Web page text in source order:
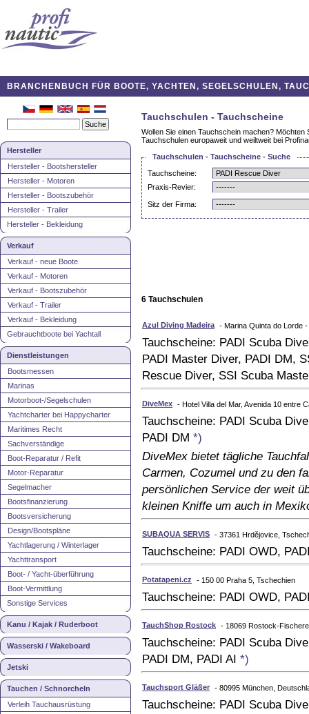
BRANCHENBUCH FÜR BOOTE, YACHTEN, SEGELSCHULEN,
Hersteller
Hersteller - Bootshersteller
Hersteller - Motoren
Hersteller - Bootszubehör
Hersteller - Trailer
Hersteller - Bekleidung
Verkauf
Verkauf - neue Boote
Verkauf - Motoren
Verkauf - Bootszubehör
Verkauf - Trailer
Verkauf - Bekleidung
Gebrauchtboote bei Yachtall
Dienstleistungen
Bootsmessen
Marinas
Motorboot-/Segelschulen
Yachtcharter bei Happycharter
Maritimes Recht
Sachverständige
Boot-Reparatur / Refit
Motor-Reparatur
Segelmacher
Bootsfinanzierung
Bootsversicherung
Design/Bootspläne
Yachtlagerung / Winterlager
Yachttransport
Boot- / Yacht-überführung
Boot-Vermittlung
Sonstige Services
Kanu / Kajak / Ruderboot
Wasserski / Wakeboard
Jetski
Tauchen / Schnorcheln
Verleih Tauchausrüstung
Tauchschulen - Tauchscheine
Wollen Sie einen Tauchschein machen?
Tauchschulen europaweit und weiltweit bei
Tauchschulen - Tauchscheine - Suche
Tauchscheine:
Praxis-Revier:
Sitz der Firma:
6 Tauchschulen
Azul Diving Madeira - Marina Quinta do Lorde
Tauchscheine: PADI Scuba
PADI Master Diver, PADI DM,
Rescue Diver, SSI Scuba
DiveMex - Hotel Villa del Mar, Avenida 10 entre
Tauchscheine: PADI Scuba
PADI DM *)
DiveMex bietet tägliche
Carmen, Cozumel und zu den
persönlichen Service der weit
kleinen Kniffe um auch in
SUBAQUA SERVIS - 37361 Hrdějovice,
Tauchscheine: PADI OWD,
Potatapeni.cz - 150 00 Praha 5, Tschechien
Tauchscheine: PADI OWD,
TauchShop Rostock - 18069 Rostock-
Tauchscheine: PADI Scuba
PADI DM, PADI AI *)
Tauchsport Gläßer - 80995 München,
Tauchscheine: PADI Scuba